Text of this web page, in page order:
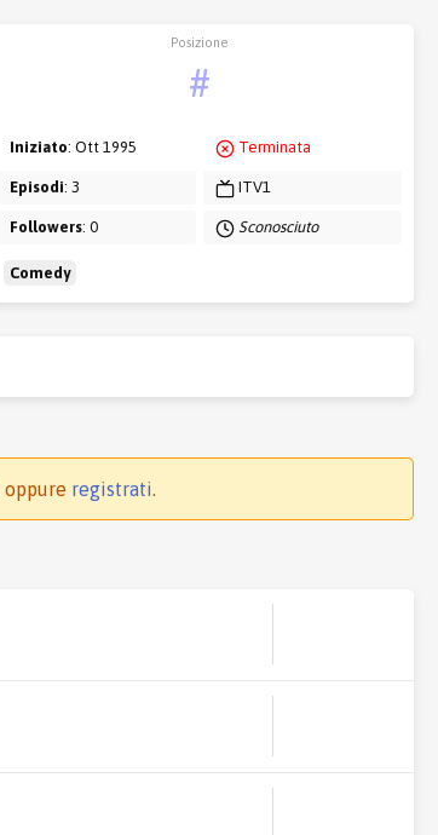
Posizione
#
Iniziato: Ott 1995
Episodi: 3
Followers: 0
Terminata
ITV1
Sconosciuto
Comedy
oppure registrati.